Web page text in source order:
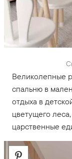
Великолепные
спальню в
отдыха в
цветущего
царственные